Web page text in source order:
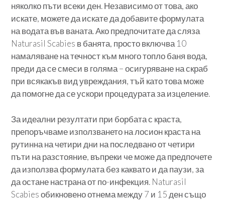
няколко пъти всеки ден. Независимо от това, ако
искате, можете да искате да добавите формулата
на водата във ваната. Ако предпочитате да сляза
Naturasil Scabies в банята, просто включва 10
намаляване на течност към много топло баня вода,
преди да се смеси в голяма – осигуряване на скраб
при всякакъв вид увреждания, тъй като това може
да помогне да се ускори процедурата за изцеление.
За идеални резултати при борбата с краста,
препоръчваме използването на лосион краста на
рутинна на четири дни на последвано от четири
пъти на разстояние, въпреки че може да предпочете
да използва формулата без каквато и да паузи, за
да остане настрана от по-инфекция. Naturasil
Scabies обикновено отнема между 7 и 15 ден също